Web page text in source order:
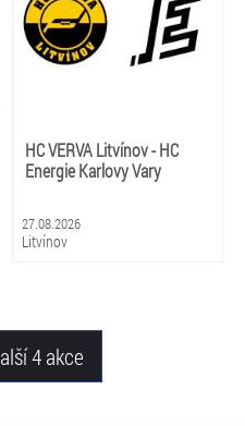
HC VERVA Litvínov - HC
Energie Karlovy Vary
27.08.2026
Litvínov
4 akce